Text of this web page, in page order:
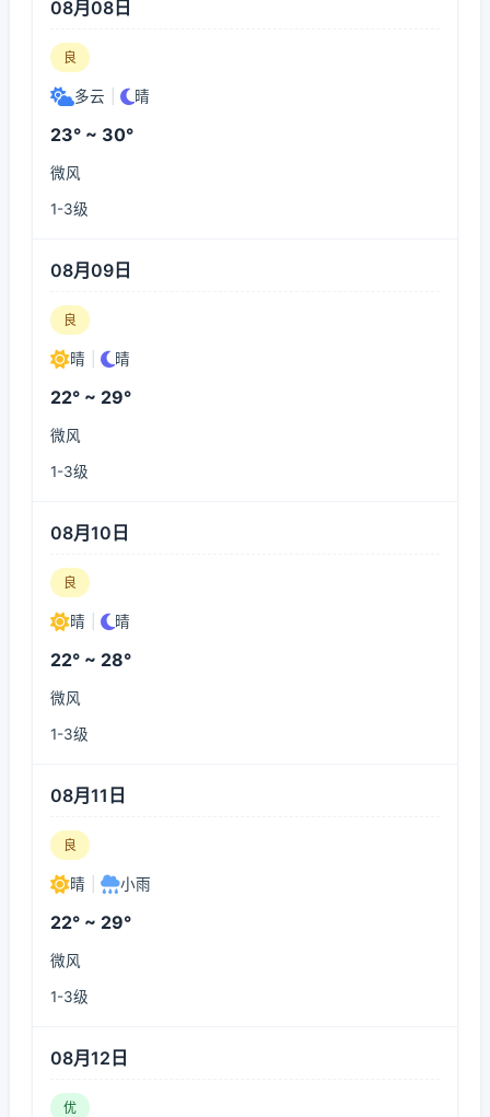
08月08日
良
多云 晴
23° ~ 30°
微风
1-3级
08月09日
良
晴 晴
22° ~ 29°
微风
1-3级
08月10日
良
晴 晴
22° ~ 28°
微风
1-3级
08月11日
良
晴 小雨
22° ~ 29°
微风
1-3级
08月12日
优